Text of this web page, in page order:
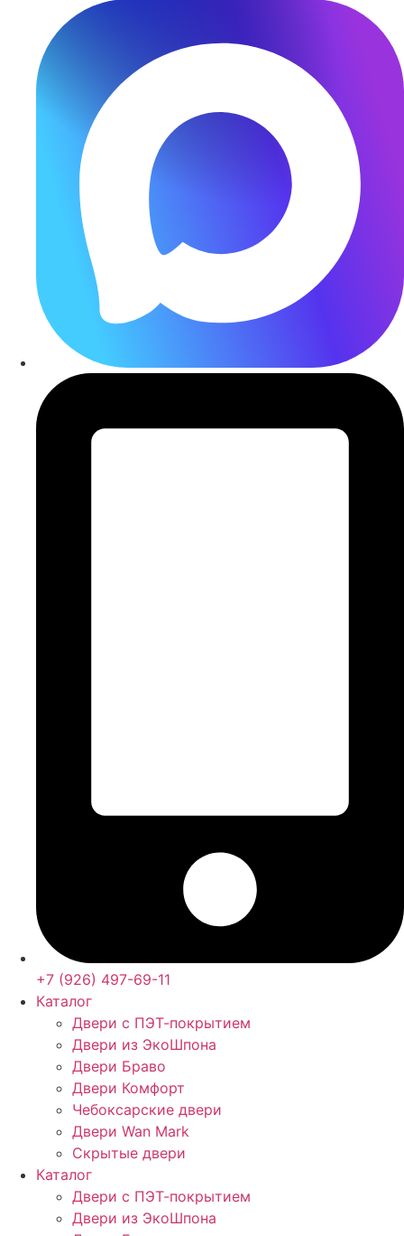
+7 (926) 497-69-11
Каталог
Двери с ПЭТ-покрытием
Двери из ЭкоШпона
Двери Браво
Двери Комфорт
Чебоксарские двери
Двери Wan Mark
Скрытые двери
Каталог
Двери с ПЭТ-покрытием
Двери из ЭкоШпона